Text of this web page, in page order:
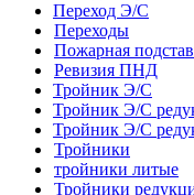
Переход Э/С
Переходы
Пожарная
Ревизия ПНД
Тройник Э/С
Тройник Э/С
Тройник Э/С
Тройники
тройники литые
Тройники